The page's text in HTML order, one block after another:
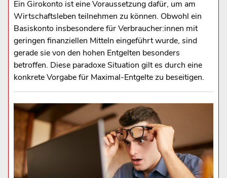
Ein Girokonto ist eine Voraussetzung dafür, um am
Wirtschaftsleben teilnehmen zu können. Obwohl ein
Basiskonto insbesondere für Verbraucher:innen mit
geringen finanziellen Mitteln eingeführt wurde, sind
gerade sie von den hohen Entgelten besonders
betroffen. Diese paradoxe Situation gilt es durch eine
konkrete Vorgabe für Maximal-Entgelte zu beseitigen.